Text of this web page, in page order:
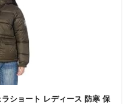
ショート レディース 防寒 保